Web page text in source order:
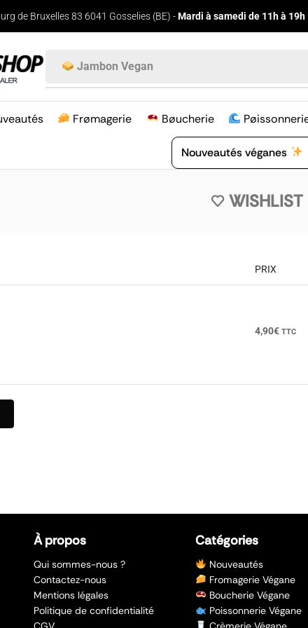
de Bruxelles 83 6041 Gosselies (BE) -Mardi à samedi de 11h à 19h
Jambon Vegan
Frømagerie Bøucherie
Nouveautés véganes
WISHLIST
PRIX
4,90€ TTC
À propos
Qui sommes-nous ?
Contactez-nous
Mentions légales
Politique de confidentialité
Catégories
Nouveautés
Fromagerie Végane
Boucherie Végane
Poissonnerie Végane